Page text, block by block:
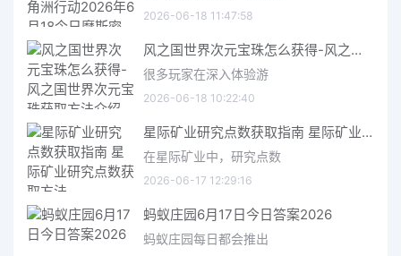
2026-06-18 11:47:58
风之国世界次元宝珠怎么获得-风之国世界次元宝珠获取方法介绍
很多玩家在深入体验游
2026-06-18 10:22:40
星际矿业研究点数获取指南 星际矿业研究点数获取方法
在星际矿业中，研究点数
2026-06-17 12:29:16
蚂蚁庄园6月17日今日答案2026
蚂蚁庄园每日都会推出